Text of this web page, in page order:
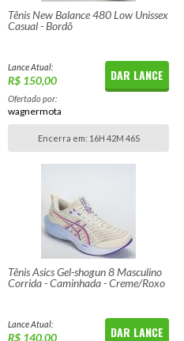
Tênis New Balance 480 Low Unissex
Casual - Bordô
Lance Atual:
R$ 150,00 DAR LANCE
Ofertado por:
wagnermota
Encerra em: 16H 42M 46S
Tênis Asics Gel-shogun 8 Masculino
Corrida - Caminhada - Creme/Roxo
Lance Atual:
R$ 140,00 DAR LANCE